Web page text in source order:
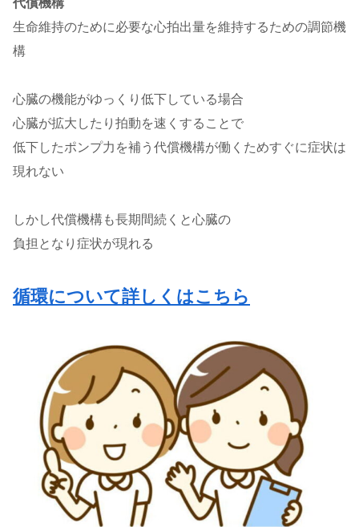
生命維持のために必要な心拍出量を維持するための調節機
構
心臓の機能がゆっくり低下している場合
心臓が拡大したり拍動を速くすることで
低下したポンプ力を補う代償機構が働くためすぐに症状は
現れない
しかし代償機構も長期間続くと心臓の
負担となり症状が現れる
循環について詳しくはこちら